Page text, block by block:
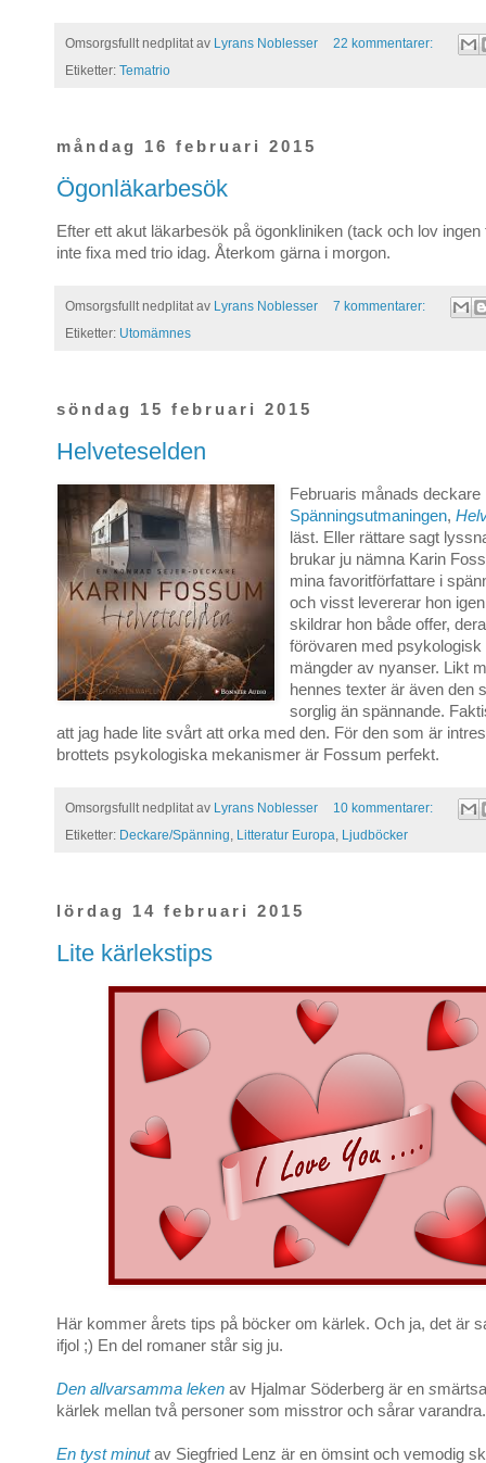
Omsorgsfullt nedplitat av Lyrans Noblesser
22 kommentarer:
Etiketter: Tematrio
måndag 16 februari 2015
Ögonläkarbesök
Efter ett akut läkarbesök på ögonkliniken (tack och lov ingen
inte fixa med trio idag. Återkom gärna i morgon.
Omsorgsfullt nedplitat av Lyrans Noblesser
7 kommentarer:
Etiketter: Utomämnes
söndag 15 februari 2015
Helveteselden
Februaris månads deckare
Spänningsutmaningen,
läst. Eller rättare sagt
brukar ju nämna Karin
mina favoritförfattare i
och visst levererar hon
skildrar hon både offer,
förövaren med
mängder av nyanser. Likt
hennes texter är även den
sorglig än spännande.
att jag hade lite svårt att orka med den. För den som är
brottets psykologiska mekanismer är Fossum perfekt.
Omsorgsfullt nedplitat av Lyrans Noblesser
10 kommentarer:
Etiketter: Deckare/Spänning, Litteratur Europa, Ljudböcker
lördag 14 februari 2015
Lite kärlekstips
Här kommer årets tips på böcker om kärlek. Och ja, det är
ifjol ;) En del romaner står sig ju.
Den allvarsamma leken av Hjalmar Söderberg är en s
kärlek mellan två personer som misstror och sårar varandra.
En tyst minutav Siegfried Lenz är en ömsint och vemodig